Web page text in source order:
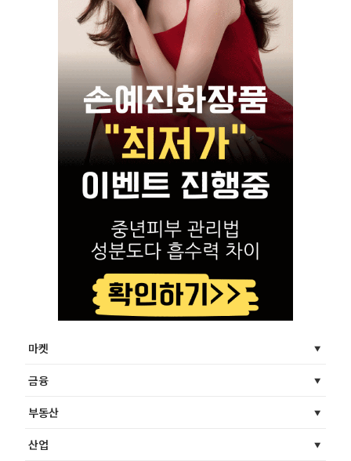
마켓
금융
부동산
산업